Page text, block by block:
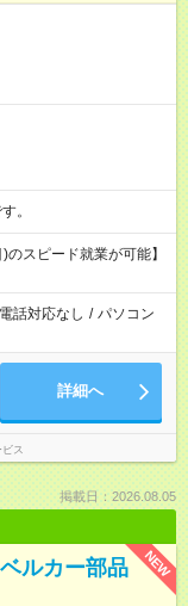
す。
スピード就業が可能】
電話対応なし / パソコン
詳細へ
ス
掲載日：2026.08.05
NEW
ルカー部品